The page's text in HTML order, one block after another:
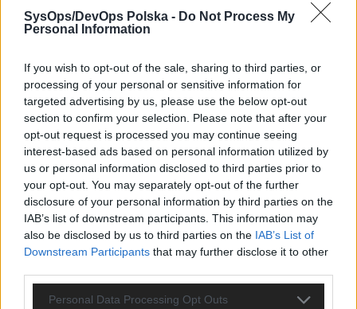
SysOps/DevOps Polska - Do Not Process My
Personal Information
If you wish to opt-out of the sale, sharing to third parties, or
processing of your personal or sensitive information for
targeted advertising by us, please use the below opt-out
section to confirm your selection. Please note that after your
opt-out request is processed you may continue seeing
interest-based ads based on personal information utilized by
us or personal information disclosed to third parties prior to
your opt-out. You may separately opt-out of the further
disclosure of your personal information by third parties on the
IAB’s list of downstream participants. This information may
also be disclosed by us to third parties on the IAB’s List of
Downstream Participants that may further disclose it to other
Personal Data Processing Opt Outs
przemysłowej. Zapalony bloger i działacz
w społeczności DevOps, właściciel
20:30 Networking i pizza!
Tradycyjnie, po części merytorycznej
zapraszamy wszystkich uczestników na
gorącą pizzę i dalsze rozmowy w
kuluarach. Udział w wydarzeniu jest
bezpłatny, dlatego zachęcamy do udziału.
Nagrania z poprzednich MeetUpów, a
niebawem i z tego, możecie znaleźć w
serwisie YouTube i na naszym FanPage’u.